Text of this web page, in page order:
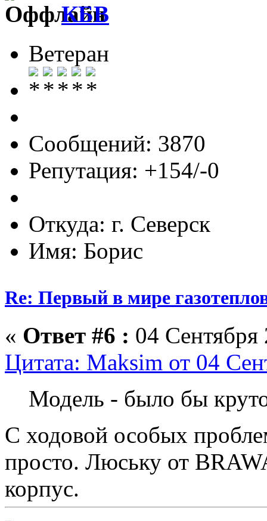
КБВ
Ветеран
Сообщений: 3870
Репутация: +154/-0
Откуда: г. Северск
Имя: Борис
Re: Первый в мире
« Ответ #6 : 04
Цитата: Maksim от 04
Модель - было бы
С ходовой особых
просто. Люську от
корпус.